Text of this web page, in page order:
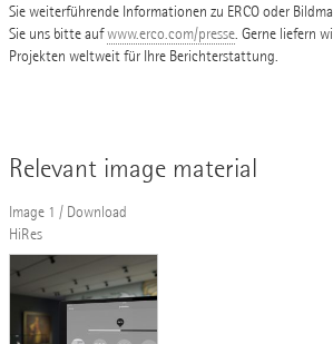
Sie weiterführende Informationen zu ERCO oder
Sie uns bitte aufwww.erco.com/presse. Gerne liefern
Projekten weltweit für Ihre Berichterstattung.
Relevant image material
Image 1 / Download
HiRes